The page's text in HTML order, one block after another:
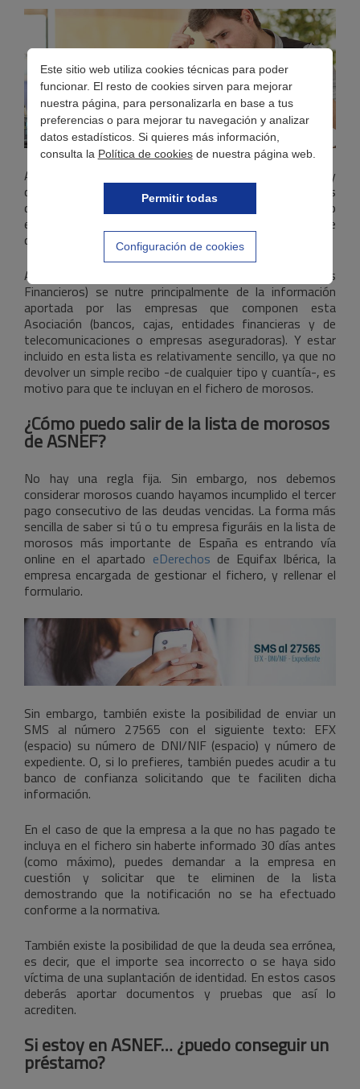
Este sitio web utiliza cookies técnicas para poder
funcionar. El resto de cookies sirven para mejorar
nuestra página, para personalizarla en base a tus
preferencias o para mejorar tu navegación y analizar
datos estadísticos. Si quieres más información,
consulta la Política de cookiesde nuestra página web.
Permitir todas
Configuración de cookies
A través de este artículo voy a explicarte de forma muy
clara cómo puedes saber si estás en la lista de morosos
de ASNEF. En el caso de que figure tu nombre, cómo
eliminarlo. Y la gran duda: ¿puedo acceder a algún tipo de
crédito o préstamo figurando en este fichero?
ASNEF (Asociación Nacional de Establecimientos
Financieros) se nutre principalmente de la información
aportada por las empresas que componen esta
Asociación (bancos, cajas, entidades financieras y de
telecomunicaciones o empresas aseguradoras). Y estar
incluido en esta lista es relativamente sencillo, ya que no
devolver un simple recibo -de cualquier tipo y cuantía-, es
motivo para que te incluyan en el fichero de morosos.
¿Cómo puedo salir de la lista de morosos
de ASNEF?
No hay una regla fija. Sin embargo, nos debemos
considerar morosos cuando hayamos incumplido el tercer
pago consecutivo de las deudas vencidas. La forma más
sencilla de saber si tú o tu empresa figuráis en la lista de
morosos más importante de España es entrando vía
online en el apartado eDerechos de Equifax Ibérica, la
empresa encargada de gestionar el fichero, y rellenar el
formulario.
Sin embargo, también existe la posibilidad de enviar un
SMS al número 27565 con el siguiente texto: EFX
(espacio) su número de DNI/NIF (espacio) y número de
expediente. O, si lo prefieres, también puedes acudir a tu
banco de confianza solicitando que te faciliten dicha
información.
En el caso de que la empresa a la que no has pagado te
incluya en el fichero sin haberte informado 30 días antes
(como máximo), puedes demandar a la empresa en
cuestión y solicitar que te eliminen de la lista
demostrando que la notificación no se ha efectuado
conforme a la normativa.
También existe la posibilidad de que la deuda sea errónea,
es decir, que el importe sea incorrecto o se haya sido
víctima de una suplantación de identidad. En estos casos
deberás aportar documentos y pruebas que así lo
acrediten.
Si estoy en ASNEF… ¿puedo conseguir un
préstamo?